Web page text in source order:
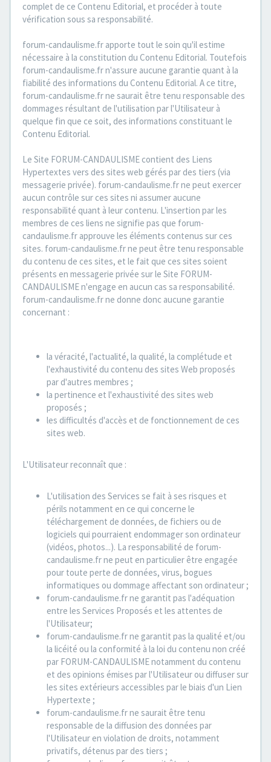
complet de ce Contenu Editorial, et procéder à toute
vérification sous sa responsabilité.
forum-candaulisme.fr apporte tout le soin qu'il estime
nécessaire à la constitution du Contenu Editorial. Toutefois
forum-candaulisme.fr n'assure aucune garantie quant à la
fiabilité des informations du Contenu Editorial. A ce titre,
forum-candaulisme.fr ne saurait être tenu responsable des
dommages résultant de l'utilisation par l'Utilisateur à
quelque fin que ce soit, des informations constituant le
Contenu Editorial.
Le Site FORUM-CANDAULISME contient des Liens
Hypertextes vers des sites web gérés par des tiers (via
messagerie privée). forum-candaulisme.fr ne peut exercer
aucun contrôle sur ces sites ni assumer aucune
responsabilité quant à leur contenu. L'insertion par les
membres de ces liens ne signifie pas que forum-
candaulisme.fr approuve les éléments contenus sur ces
sites. forum-candaulisme.fr ne peut être tenu responsable
du contenu de ces sites, et le fait que ces sites soient
présents en messagerie privée sur le Site FORUM-
CANDAULISME n'engage en aucun cas sa responsabilité.
forum-candaulisme.fr ne donne donc aucune garantie
concernant :
la véracité, l'actualité, la qualité, la complétude et
l'exhaustivité du contenu des sites Web proposés
par d'autres membres ;
la pertinence et l'exhaustivité des sites web
proposés ;
les difficultés d'accès et de fonctionnement de ces
sites web.
L'Utilisateur reconnaît que :
L'utilisation des Services se fait à ses risques et
périls notamment en ce qui concerne le
téléchargement de données, de fichiers ou de
logiciels qui pourraient endommager son ordinateur
(vidéos, photos...). La responsabilité de forum-
candaulisme.fr ne peut en particulier être engagée
pour toute perte de données, virus, bogues
informatiques ou dommage affectant son ordinateur ;
forum-candaulisme.fr ne garantit pas l'adéquation
entre les Services Proposés et les attentes de
l'Utilisateur;
forum-candaulisme.fr ne garantit pas la qualité et/ou
la licéité ou la conformité à la loi du contenu non créé
par FORUM-CANDAULISME notamment du contenu
et des opinions émises par l'Utilisateur ou diffuser sur
les sites extérieurs accessibles par le biais d'un Lien
Hypertexte ;
forum-candaulisme.fr ne saurait être tenu
responsable de la diffusion des données par
l'Utilisateur en violation de droits, notamment
privatifs, détenus par des tiers ;